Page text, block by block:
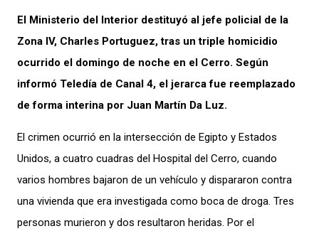
El Ministerio del Interior destituyó al jefe policial de la
Zona IV, Charles Portuguez, tras un triple homicidio
ocurrido el domingo de noche en el Cerro. Según
informó Teledía de Canal 4, el jerarca fue reemplazado
de forma interina por Juan Martín Da Luz.
El crimen ocurrió en la intersección de Egipto y Estados
Unidos, a cuatro cuadras del Hospital del Cerro, cuando
varios hombres bajaron de un vehículo y dispararon contra
una vivienda que era investigada como boca de droga. Tres
personas murieron y dos resultaron heridas. Por el